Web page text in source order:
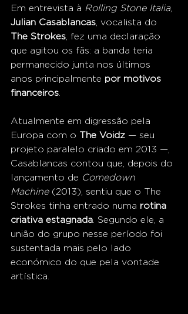
Em entrevista à Rolling Stone Italia,
Julian Casablancas , vocalista do
The Strokes , fez uma declaração
que agitou os fãs: a banda teria
permanecido junta nos últimos
anos principalmente por motivos
financeiros
Atualmente em digressão pela
Europa com o The Voidz — seu
projeto paralelo criado em 2013 —,
Casablancas contou que, depois do
lançamento de Comedown
Machine (2013), sentiu que o The
Strokes tinha entrado numa rotina
criativa estagnada . Segundo ele, a
união do grupo nesse período foi
sustentada mais pelo lado
económico do que pela vontade
artística.